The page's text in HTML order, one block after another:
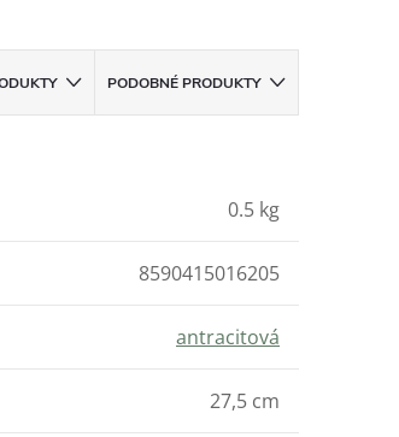
PODOBNÉ PRODUKTY
0.5 kg
8590415016205
antracitová
27,5 cm